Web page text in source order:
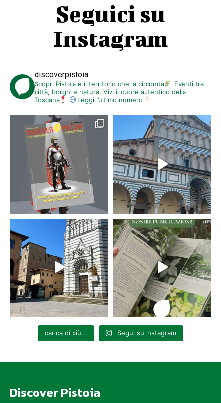
Seguici su
Instagram
discoverpistoia
Scopri Pistoia e il territorio che la circonda
Eventi tra
città, borghi e natura. Vivi il cuore autentico della
Toscana
Leggi l’ultimo numero
carica di più... Segui su Instagram
Discover Pistoia